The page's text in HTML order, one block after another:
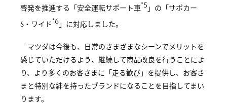
啓発を推進する「安全運転サポート車*5 」の「サポカー
S・ワイド*6」に対応しました。
マツダは今後も、日常のさまざまなシーンでメリットを
感じていただけるよう、継続して商品改良を行うことによ
り、より多くのお客さまに「走る歓び」を提供し、お客さ
まと特別な絆を持ったブランドになることを目指してまい
ります。